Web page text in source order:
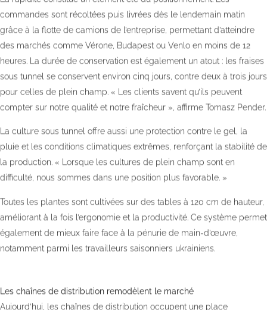
commandes sont récoltées puis livrées dès le lendemain matin
grâce à la flotte de camions de l’entreprise, permettant d’atteindre
des marchés comme Vérone, Budapest ou Venlo en moins de 12
heures. La durée de conservation est également un atout : les fraises
sous tunnel se conservent environ cinq jours, contre deux à trois jours
pour celles de plein champ. « Les clients savent qu’ils peuvent
compter sur notre qualité et notre fraîcheur », affirme Tomasz Pender.
La culture sous tunnel offre aussi une protection contre le gel, la
pluie et les conditions climatiques extrêmes, renforçant la stabilité de
la production. « Lorsque les cultures de plein champ sont en
difficulté, nous sommes dans une position plus favorable. »
Toutes les plantes sont cultivées sur des tables à 120 cm de hauteur,
améliorant à la fois l’ergonomie et la productivité. Ce système permet
également de mieux faire face à la pénurie de main-d’œuvre,
notamment parmi les travailleurs saisonniers ukrainiens.
Les chaînes de distribution remodèlent le marché
Aujourd’hui, les chaînes de distribution occupent une place